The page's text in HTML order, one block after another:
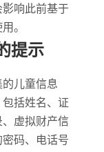
响此前基于
。
提示
儿童信息
括姓名、证
虚拟财产信
码、电话号